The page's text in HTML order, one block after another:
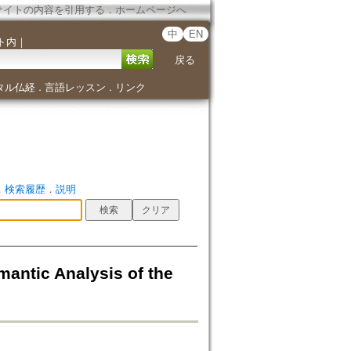
イトの内容を引用する ． ホームページへ
内 ｜
中 EN
戻る
ル仏経． 言語レッスン ． リンク
検索履歴． 説明
Analysis of the